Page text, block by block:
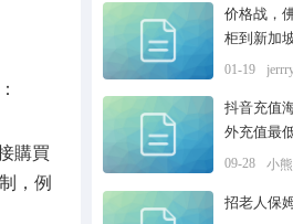
購買
，例
价格战，
柜到新加
之一
01-19
抖音充值
外充值最
09-28 小
招老人保